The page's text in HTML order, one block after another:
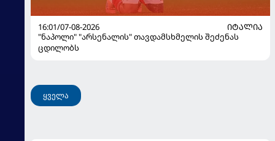
16:01/07-08-2026
ᲘᲢᲐᲚᲘᲐ
"ნაპოლი" "არსენალის" თავდამსხმელის შეძენას
ცდილობს
ყველა